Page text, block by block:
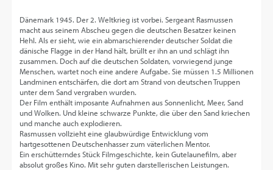
Dänemark 1945. Der 2. Weltkrieg ist vorbei. Sergeant Rasmussen
macht aus seinem Abscheu gegen die deutschen Besatzer keinen
Hehl. Als er sieht, wie ein abmarschierender deutscher Soldat die
dänische Flagge in der Hand hält, brüllt er ihn an und schlägt ihn
zusammen. Doch auf die deutschen Soldaten, vorwiegend junge
Menschen, wartet noch eine andere Aufgabe. Sie müssen 1.5 Millionen
Landminen entschärfen, die dort am Strand von deutschen Truppen
unter dem Sand vergraben wurden.
Der Film enthält imposante Aufnahmen aus Sonnenlicht, Meer, Sand
und Wolken. Und kleine schwarze Punkte, die über den Sand kriechen
und manche auch explodieren.
Rasmussen vollzieht eine glaubwürdige Entwicklung vom
hartgesottenen Deutschenhasser zum väterlichen Mentor.
Ein erschütterndes Stück Filmgeschichte, kein Gutelaunefilm, aber
absolut großes Kino. Mit sehr guten darstellerischen Leistungen.